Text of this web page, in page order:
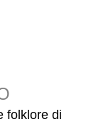
folklore di